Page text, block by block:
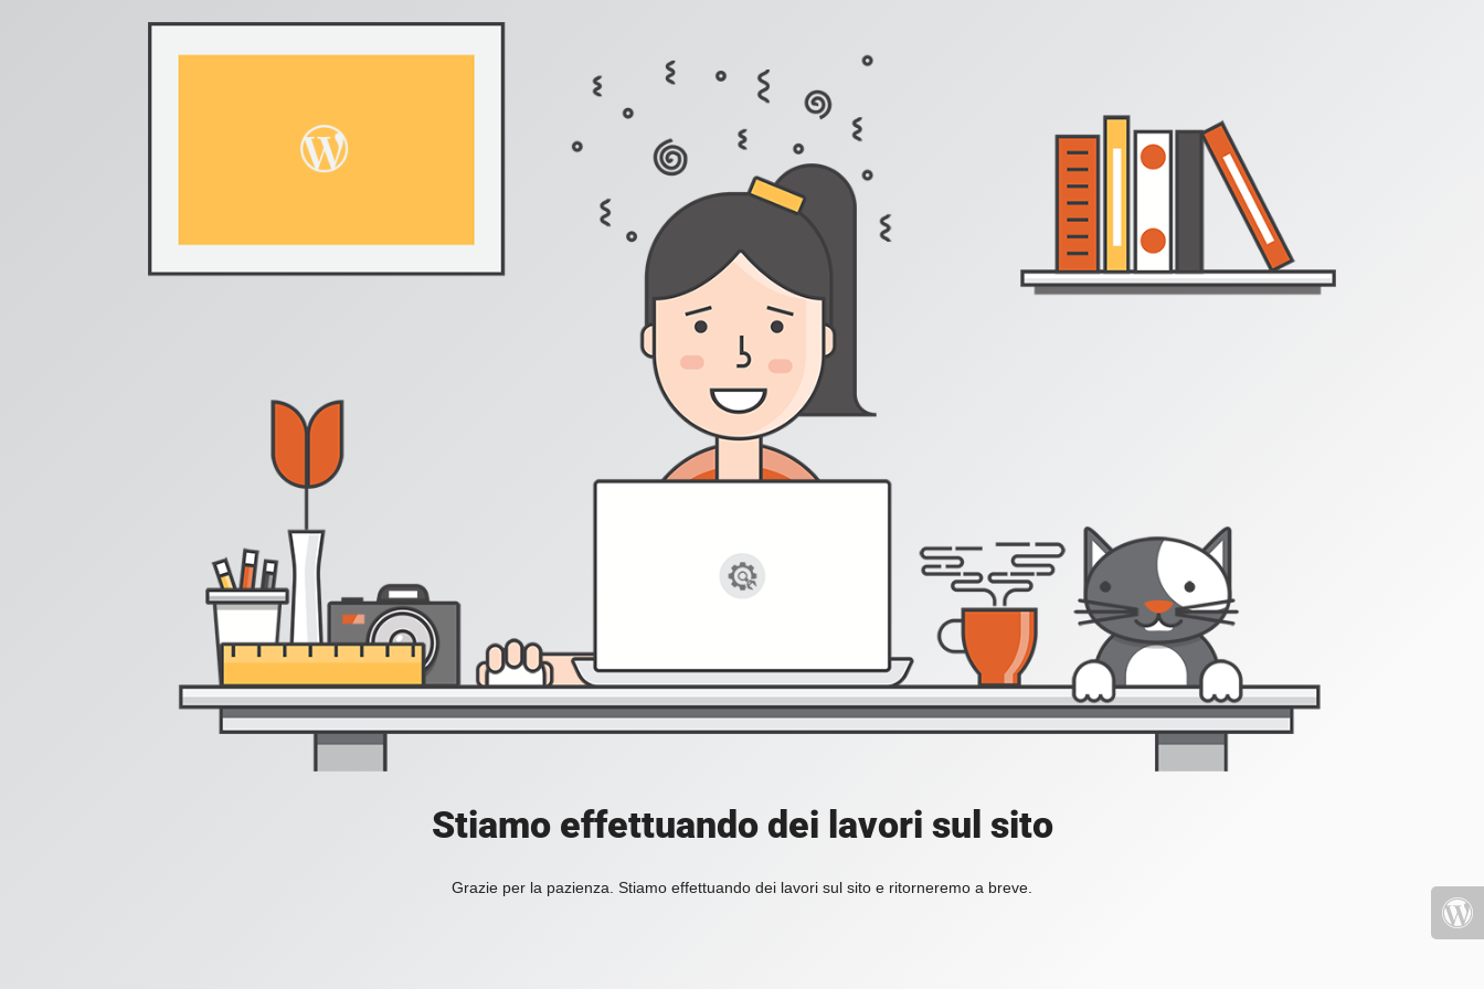
Stiamo effettuando dei lavori sul sito
Grazie per la pazienza. Stiamo effettuando dei lavori sul sito e ritorneremo a breve.